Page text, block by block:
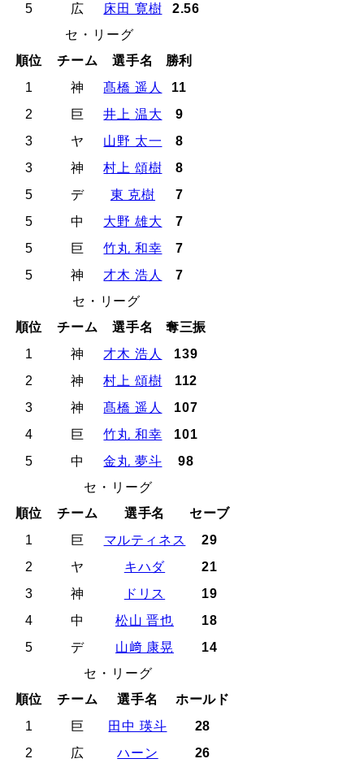
5
広 床田 寛樹
2.56
セ・リーグ
順位
チーム 選手名
勝利
1
神 髙橋 遥人
11
2
巨 井上 温大
9
3
ヤ 山野 太一
8
3
神 村上 頌樹
8
5
デ 東 克樹
7
5
中 大野 雄大
7
5
巨 竹丸 和幸
7
5
神 才木 浩人
7
セ・リーグ
順位
チーム 選手名
奪三振
1
神 才木 浩人
139
2
神 村上 頌樹
112
3
神 髙橋 遥人
107
4
巨 竹丸 和幸
101
5
中 金丸 夢斗
98
セ・リーグ
順位
チーム 選手名
セーブ
1
巨 マルティネス
29
2
ヤ キハダ
21
3
神 ドリス
19
4
中 松山 晋也
18
5
デ 山﨑 康晃
14
セ・リーグ
順位
チーム 選手名
ホールド
1
巨 田中 瑛斗
28
2
広 ハーン
26